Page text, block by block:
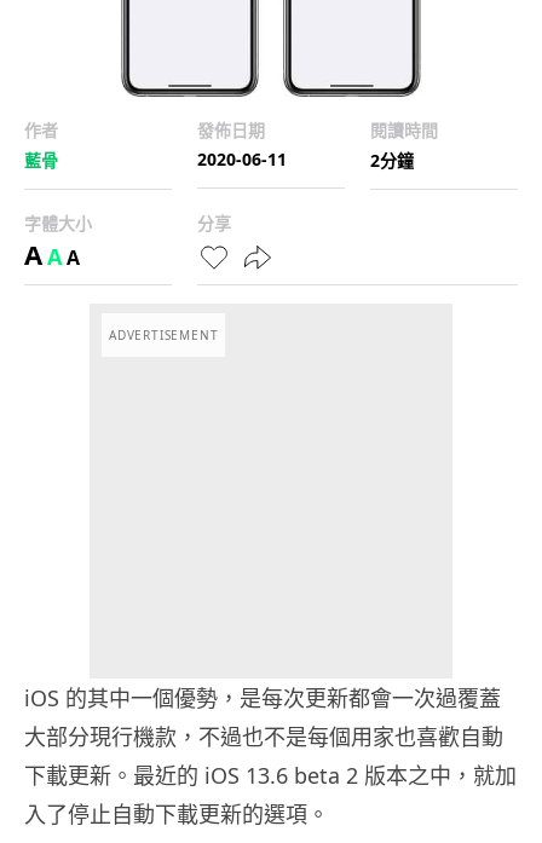
作者
藍骨
發佈日期
2020-06-11
閱讀時間
2分鐘
字體大小
AAA
分享
ADVERTISEMENT
iOS 的其中一個優勢，是每次更新都會一次過覆蓋
大部分現行機款，不過也不是每個用家也喜歡自動
下載更新。最近的 iOS 13.6 beta 2 版本之中，就加
入了停止自動下載更新的選項。